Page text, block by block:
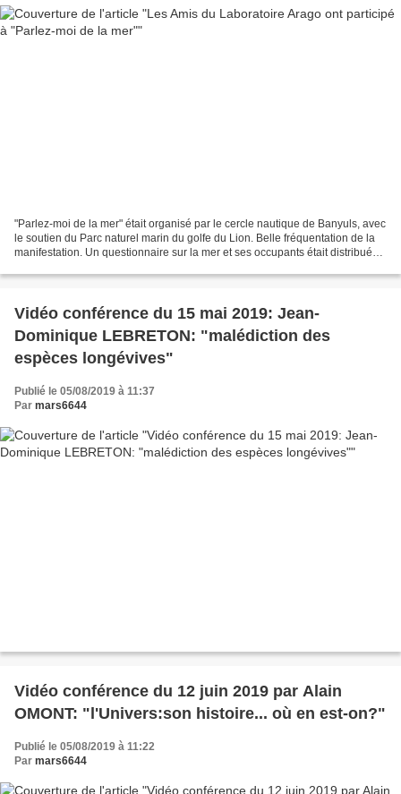
"Parlez-moi de la mer" était organisé par le cercle nautique de Banyuls, avec
le soutien du Parc naturel marin du golfe du Lion. Belle fréquentation de la
manifestation. Un questionnaire sur la mer et ses occupants était distribué
Vidéo conférence du 15 mai 2019: Jean-
Dominique LEBRETON: "malédiction des
espèces longévives"
Publié le 05/08/2019 à 11:37
Par mars6644
Vidéo conférence du 12 juin 2019 par Alain
OMONT: "l'Univers:son histoire... où en est-on?"
Publié le 05/08/2019 à 11:22
Par mars6644